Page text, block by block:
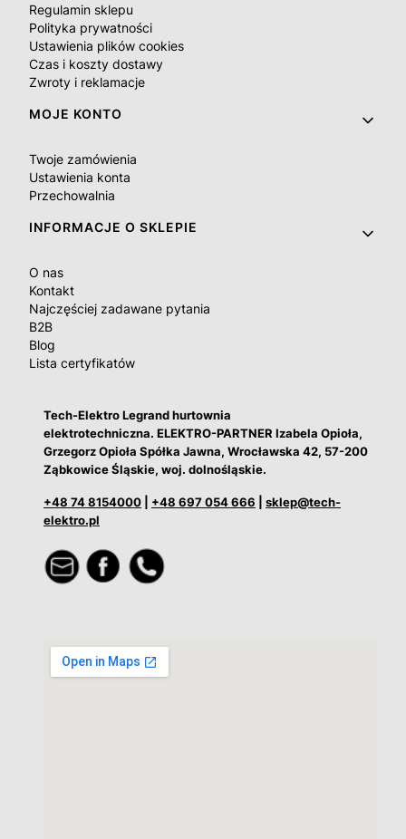
Regulamin sklepu
Polityka prywatności
Ustawienia plików cookies
Czas i koszty dostawy
Zwroty i reklamacje
MOJE KONTO
Twoje zamówienia
Ustawienia konta
Przechowalnia
INFORMACJE O SKLEPIE
O nas
Kontakt
Najczęściej zadawane pytania
B2B
Blog
Lista certyfikatów
Tech-Elektro Legrand hurtownia
elektrotechniczna. ELEKTRO-PARTNER Izabela Opioła,
Grzegorz Opioła Spółka Jawna, Wrocławska 42, 57-200
Ząbkowice Śląskie, woj. dolnośląskie.
+48 74 8154000 +48 697 054 666
sklep@tech-
elektro.pl